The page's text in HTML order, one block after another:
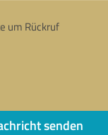
um Rückruf
senden